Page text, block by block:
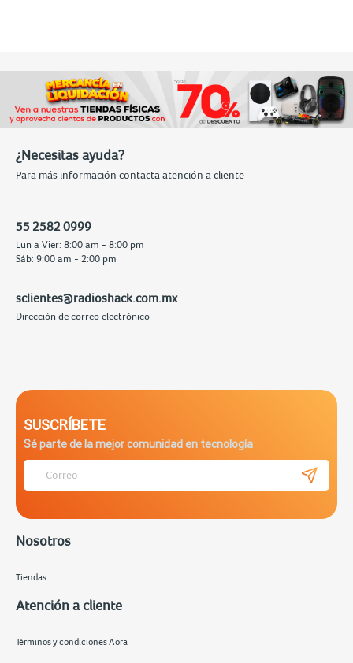
¿Necesitas ayuda?
Para más información contacta atención a cliente
55 2582 0999
Lun a Vier: 8:00 am - 8:00 pm
Sáb: 9:00 am - 2:00 pm
sclientes@radioshack.com.mx
Dirección de correo electrónico
SUSCRÍBETE
Sé parte de la mejor comunidad en tecnología
Nosotros
Tiendas
Atención a cliente
Términos y condiciones Aora